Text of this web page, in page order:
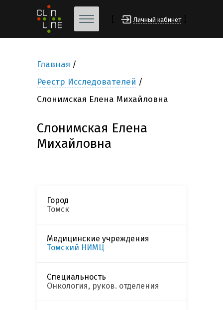
Личный кабинет
Главная
Реестр Исследователей
Слонимская Елена Михайловна
Слонимская Елена
Михайловна
Город
Томск
Медицинские учреждения
Томский НИМЦ
Специальность
Онкология, руков. отделения